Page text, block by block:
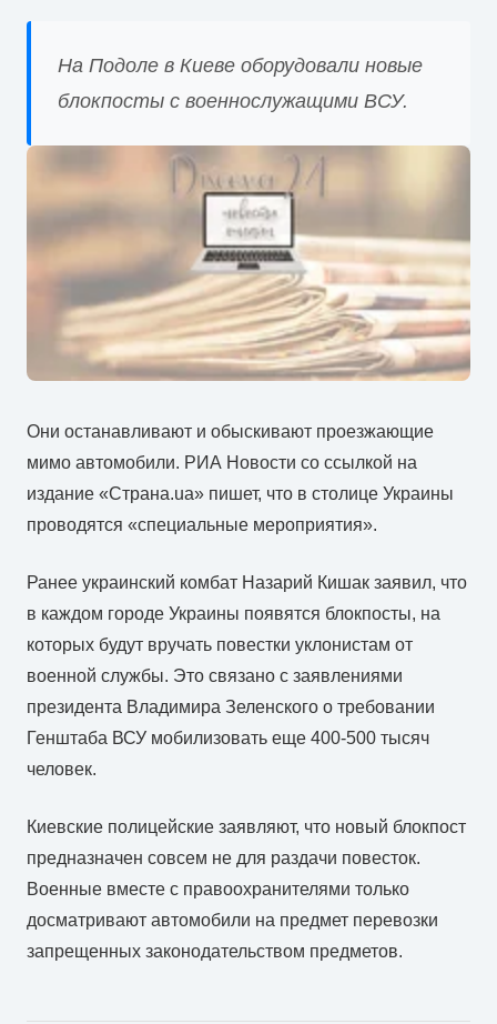
На Подоле в Киеве оборудовали новые
блокпосты с военнослужащими ВСУ.
Они останавливают и обыскивают проезжающие
мимо автомобили. РИА Новости со ссылкой на
издание «Страна.ua» пишет, что в столице Украины
проводятся «специальные мероприятия».
Ранее украинский комбат Назарий Кишак заявил, что
в каждом городе Украины появятся блокпосты, на
которых будут вручать повестки уклонистам от
военной службы. Это связано с заявлениями
президента Владимира Зеленского о требовании
Генштаба ВСУ мобилизовать еще 400-500 тысяч
человек.
Киевские полицейские заявляют, что новый блокпост
предназначен совсем не для раздачи повесток.
Военные вместе с правоохранителями только
досматривают автомобили на предмет перевозки
запрещенных законодательством предметов.